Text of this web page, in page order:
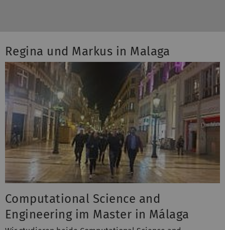
Regina und Markus in Malaga
Computational Science and
Engineering im Master in Málaga